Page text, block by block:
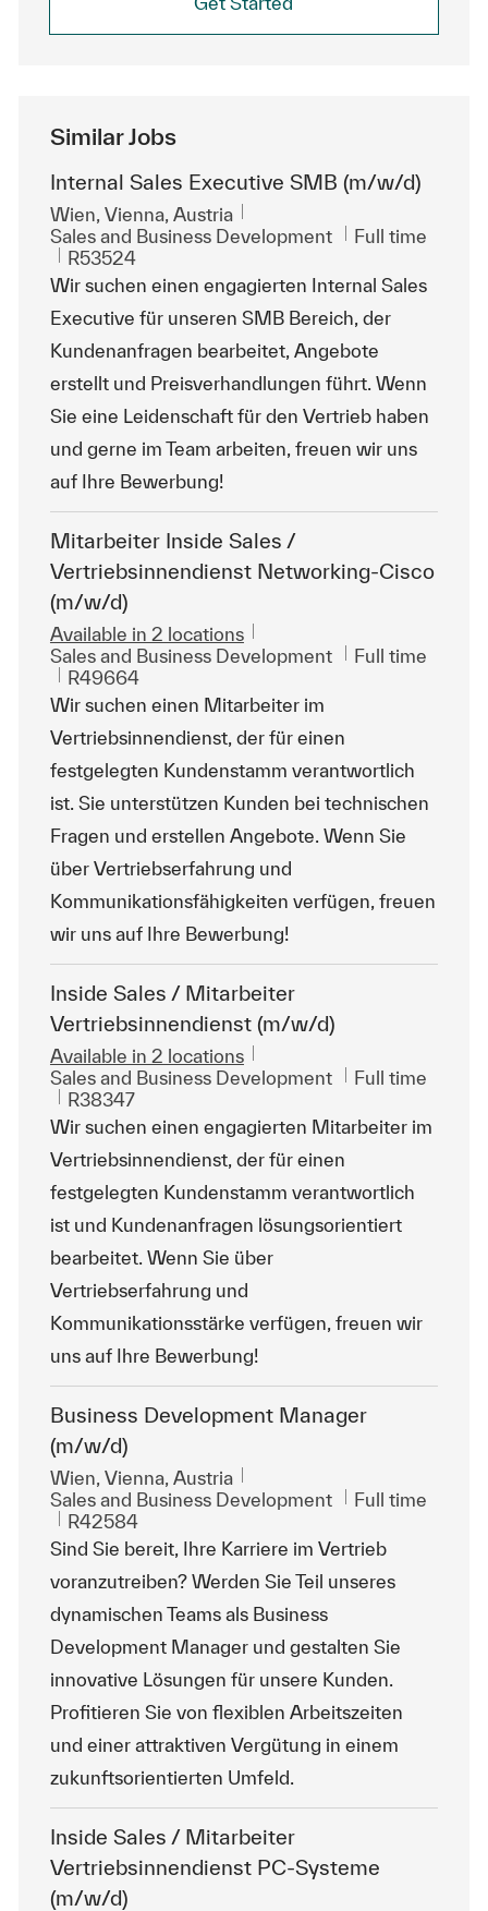
Similar Jobs
Internal Sales Executive SMB (m/w/d)
Location
Wien, Vienna, Austria
Category
Sales and Business Development Job Type
Full time
ReqId
R53524
Wir suchen einen engagierten Internal Sales
Executive für unseren SMB Bereich, der
Kundenanfragen bearbeitet, Angebote
erstellt und Preisverhandlungen führt. Wenn
Sie eine Leidenschaft für den Vertrieb haben
und gerne im Team arbeiten, freuen wir uns
auf Ihre Bewerbung!
Mitarbeiter Inside Sales /
Vertriebsinnendienst Networking-Cisco
(m/w/d)
Available in 2 locations
Category
Sales and Business Development Job Type
Full time
ReqId
R49664
Wir suchen einen Mitarbeiter im
Vertriebsinnendienst, der für einen
festgelegten Kundenstamm verantwortlich
ist. Sie unterstützen Kunden bei technischen
Fragen und erstellen Angebote. Wenn Sie
über Vertriebserfahrung und
Kommunikationsfähigkeiten verfügen, freuen
wir uns auf Ihre Bewerbung!
Inside Sales / Mitarbeiter
Vertriebsinnendienst (m/w/d)
Available in 2 locations
Category
Sales and Business Development Job Type
Full time
ReqId
R38347
Wir suchen einen engagierten Mitarbeiter im
Vertriebsinnendienst, der für einen
festgelegten Kundenstamm verantwortlich
ist und Kundenanfragen lösungsorientiert
bearbeitet. Wenn Sie über
Vertriebserfahrung und
Kommunikationsstärke verfügen, freuen wir
uns auf Ihre Bewerbung!
Business Development Manager
(m/w/d)
Location
Wien, Vienna, Austria
Category
Sales and Business Development Job Type
Full time
ReqId
R42584
Sind Sie bereit, Ihre Karriere im Vertrieb
voranzutreiben? Werden Sie Teil unseres
dynamischen Teams als Business
Development Manager und gestalten Sie
innovative Lösungen für unsere Kunden.
Profitieren Sie von flexiblen Arbeitszeiten
und einer attraktiven Vergütung in einem
zukunftsorientierten Umfeld.
Inside Sales / Mitarbeiter
Vertriebsinnendienst PC-Systeme
(m/w/d)